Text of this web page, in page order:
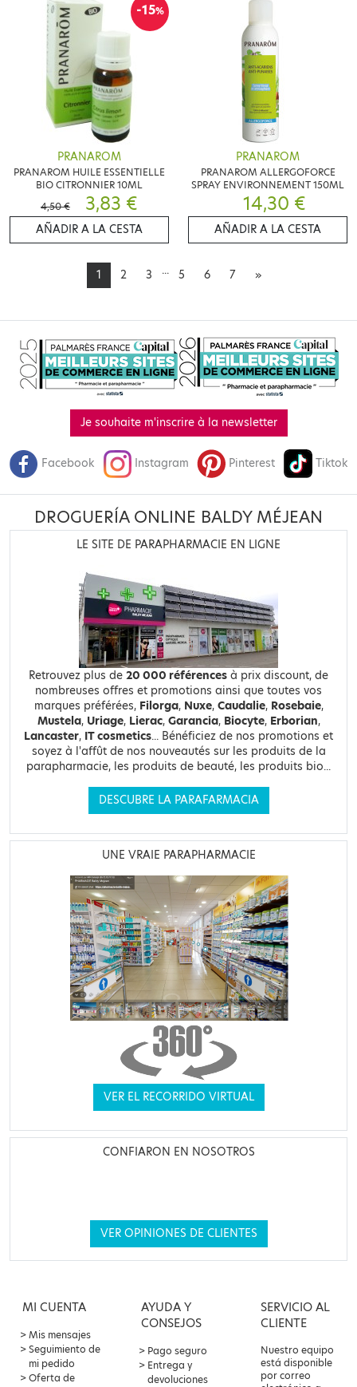
-15%
PRANAROM
PRANAROM HUILE ESSENTIELLE
BIO CITRONNIER 10ML
4,50 €
3,83 €
AÑADIR A LA CESTA
PRANAROM
PRANAROM ALLERGOFORCE
SPRAY ENVIRONNEMENT 150ML
14,30 €
AÑADIR A LA CESTA
1 2 3 ... 5 6 7 »
Je souhaite m'inscrire à la newsletter
Facebook Instagram Pinterest Tiktok
DROGUERÍA ONLINE BALDY MÉJEAN
LE SITE DE PARAPHARMACIE EN LIGNE
Retrouvez plus de 20 000 références à prix discount, de
nombreuses offres et promotions ainsi que toutes vos
marques préférées, Filorga, Nuxe, Caudalie, Rosebaie,
Mustela, Uriage, Lierac, Garancia, Biocyte, Erborian,
Lancaster, IT cosmetics... Bénéficiez de nos promotions et
soyez à l'affût de nos nouveautés sur les produits de la
parapharmacie, les produits de beauté, les produits bio...
DESCUBRE LA PARAFARMACIA
UNE VRAIE PARAPHARMACIE
VER EL RECORRIDO VIRTUAL
CONFIARON EN NOSOTROS
VER OPINIONES DE CLIENTES
MI CUENTA
Mis mensajes
Seguimiento de
mi pedido
Oferta de
AYUDA Y
CONSEJOS
Pago seguro
Entrega y
devoluciones
SERVICIO AL
CLIENTE
Nuestro equipo
está disponible
por correo